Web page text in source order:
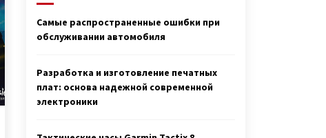
Слепая женщина из Винницы
инвалидностью
7 лет ago
Контрабанда оружием — капитан
Самые распространенные ошибки при
обслуживании автомобиля
Разработка и изготовление печатных
плат: основа надежной современной
электроники